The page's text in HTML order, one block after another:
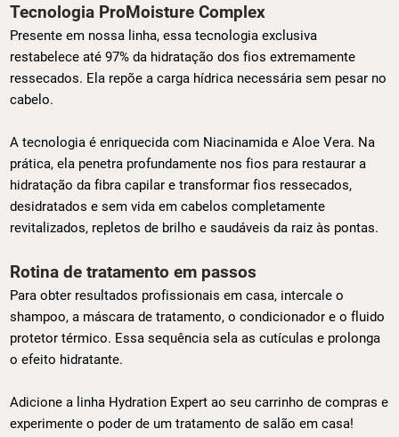
Tecnologia ProMoisture Complex
Presente em nossa linha, essa tecnologia exclusiva
restabelece até 97% da hidratação dos fios extremamente
ressecados. Ela repõe a carga hídrica necessária sem pesar no
cabelo.
A tecnologia é enriquecida com Niacinamida e Aloe Vera. Na
prática, ela penetra profundamente nos fios para restaurar a
hidratação da fibra capilar e transformar fios ressecados,
desidratados e sem vida em cabelos completamente
revitalizados, repletos de brilho e saudáveis da raiz às pontas.
Rotina de tratamento em passos
Para obter resultados profissionais em casa, intercale o
shampoo, a máscara de tratamento, o condicionador e o fluido
protetor térmico. Essa sequência sela as cutículas e prolonga
o efeito hidratante.
Adicione a linha Hydration Expert ao seu carrinho de compras e
experimente o poder de um tratamento de salão em casa!